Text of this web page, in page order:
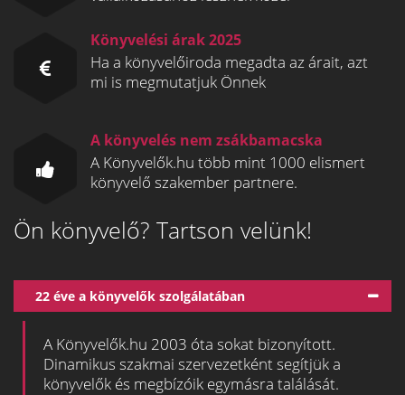
Könyvelési árak 2025
Ha a könyvelőiroda megadta az árait, azt
mi is megmutatjuk Önnek
A könyvelés nem zsákbamacska
A Könyvelők.hu több mint 1000 elismert
könyvelő szakember partnere.
Ön könyvelő? Tartson velünk!
22 éve a könyvelők szolgálatában
A Könyvelők.hu 2003 óta sokat bizonyított.
Dinamikus szakmai szervezetként segítjük a
könyvelők és megbízóik egymásra találását.